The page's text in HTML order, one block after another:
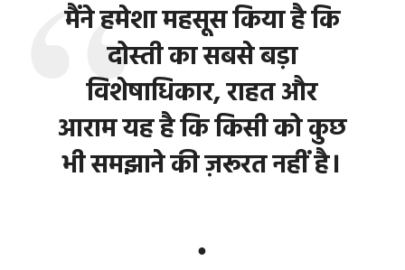
मैंने हमेशा महसूस किया है कि
दोस्ती का सबसे बड़ा
विशेषाधिकार, राहत और
आराम यह है कि किसी को कुछ
भी समझाने की ज़रूरत नहीं है।
●